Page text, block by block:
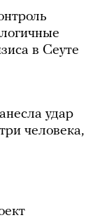
в Сеуте
удар
человека,